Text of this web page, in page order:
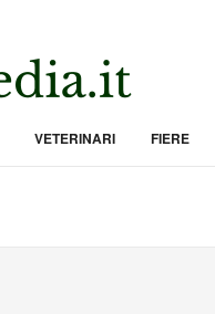
VETERINARI FIERE